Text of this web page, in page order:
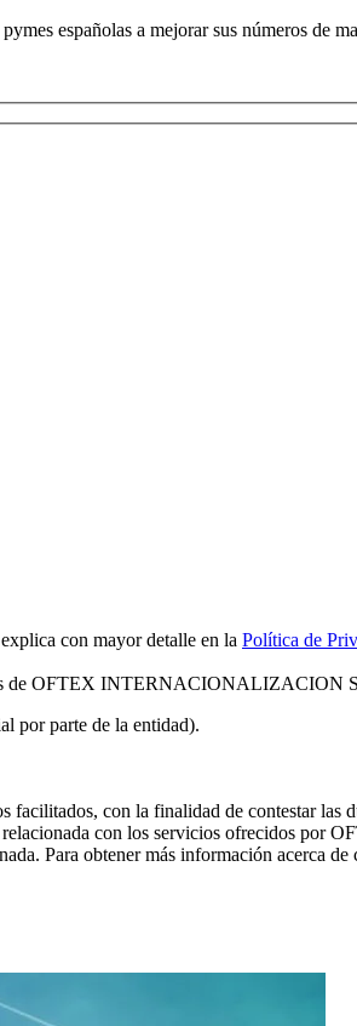
españolas a mejorar sus números de
con mayor detalle en la Política de
de OFTEX INTERNACIONALIZACION
por parte de la entidad).
con la finalidad de contestar las
con los servicios ofrecidos
Para obtener más información acerca